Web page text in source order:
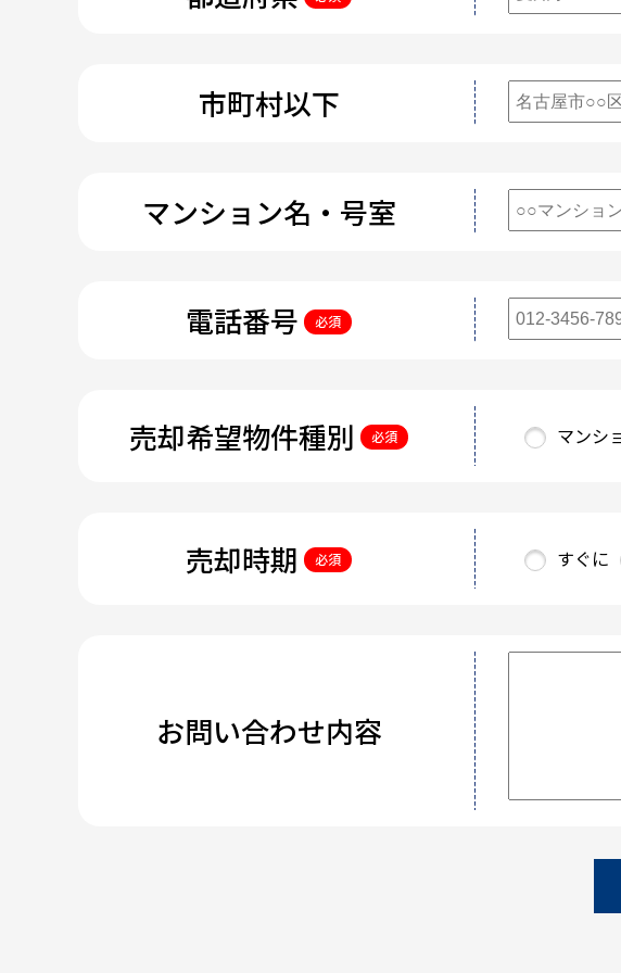
市町村以下
マンション名・号室
電話番号 必須
売却希望物件種別 必須 マンシ
売却時期 必須 すぐに
お問い合わせ内容